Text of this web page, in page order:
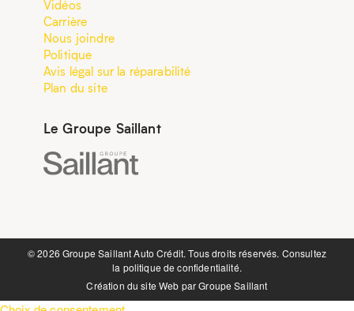
Vidéos
Carrière
Nous joindre
Politique
Avis légal sur la réparabilité
Plan du site
Le Groupe Saillant
©️ 2026 Groupe Saillant Auto Crédit. Tous droits réservés. Consultez
la politique de confidentialité.
Création du site Web parGroupe Saillant